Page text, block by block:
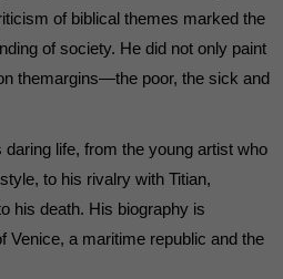
of biblical themes marked the
of society. He did not only paint
themargins—the poor, the sick and
life, from the young artist who
to his rivalry with Titian,
his death. His biography is
Venice, a maritime republic and the